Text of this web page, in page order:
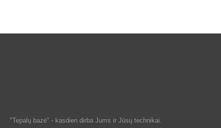
"Tepalų bazė" - kasdien dirba Jums ir Jūsų technikai.